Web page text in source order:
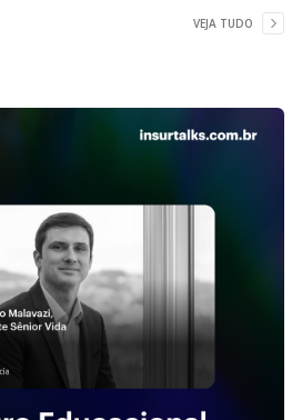
VEJA TUDO